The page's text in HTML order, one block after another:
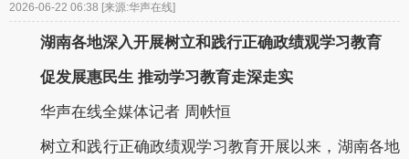
2026-06-22 06:38 [来源:华声在线]
湖南各地深入开展树立和践行正确政绩观学习教育
促发展惠民生 推动学习教育走深走实
华声在线全媒体记者 周帙恒
树立和践行正确政绩观学习教育开展以来，湖南各地